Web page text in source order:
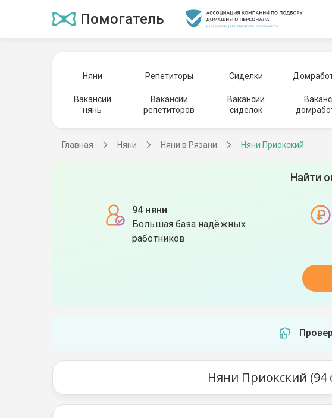
Помогатель
Няни Репетиторы Сиделки
Вакансии
нянь
Вакансии
репетиторов
Вакансии
сиделок
Главная Няни Няни в Рязани Няни Приокский
Найти
94 няни
Большая база надёжных
работников
Няни Приокский (94